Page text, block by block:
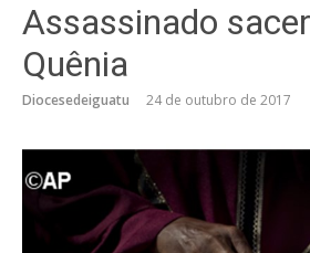
Assassinado
Quênia
Diocesedeiguatu 24 de outubro de 2017